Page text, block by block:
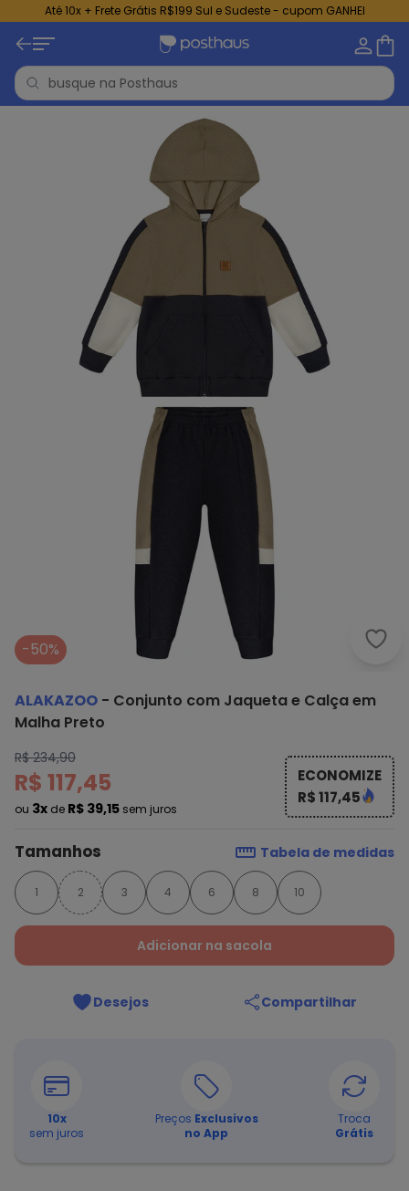
Até 10x + Frete Grátis R$199 Sul e Sudeste - cupom GANHEI
-50%
ALAKAZOO - Conjunto com Jaqueta e Calça em
Malha Preto
R$ 234,90
R$ 117,45
ou 3x de R$ 39,15 sem juros
ECONOMIZE
R$ 117,45
Tamanhos Tabela de medidas
1 2 3 4 6 8 10
Adicionar na sacola
Desejos Compartilhar
10x
sem juros
Preços Exclusivos
no App
Troca
Grátis